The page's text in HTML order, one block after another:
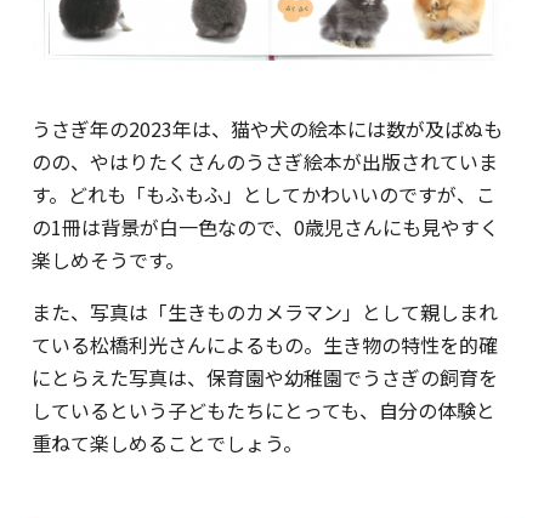
うさぎ年の2023年は、猫や犬の絵本には数が及ばぬも
のの、やはりたくさんのうさぎ絵本が出版されていま
す。どれも「もふもふ」としてかわいいのですが、こ
の1冊は背景が白一色なので、0歳児さんにも見やすく
楽しめそうです。
また、写真は「生きものカメラマン」として親しまれ
ている松橋利光さんによるもの。生き物の特性を的確
にとらえた写真は、保育園や幼稚園でうさぎの飼育を
しているという子どもたちにとっても、自分の体験と
重ねて楽しめることでしょう。